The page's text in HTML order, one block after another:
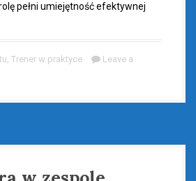
pełni umiejętność efektywnej
, Trener w praktyce
Leave a